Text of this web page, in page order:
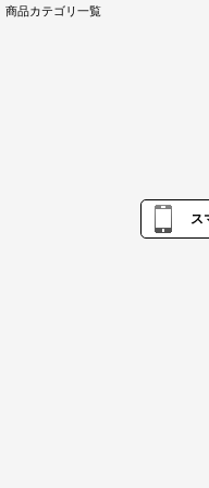
商品カテゴリ一覧
ス